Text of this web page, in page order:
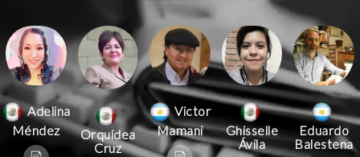
Adelina
Méndez
Orquídea
Cruz
Victor
Mamani
Ghisselle
Ávila
Eduardo
Balestena